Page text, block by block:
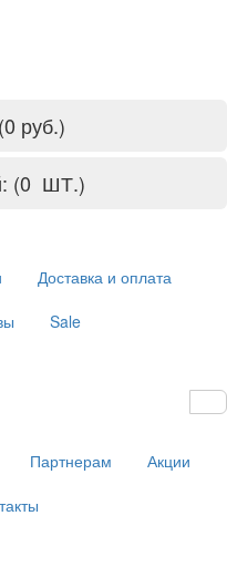
руб.)
(0 ШТ.)
Доставка и оплата
Sale
Партнерам
Акции